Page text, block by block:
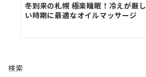
冬到来の札幌 極楽睡眠！冷えが厳し
い時期に最適なオイルマッサージ
検索